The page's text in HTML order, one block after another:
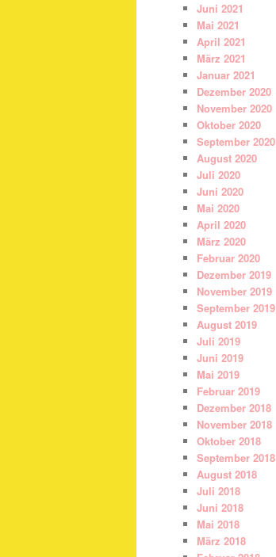
Juni 2021
Mai 2021
April 2021
März 2021
Januar 2021
Dezember 2020
November 2020
Oktober 2020
September 2020
August 2020
Juli 2020
Juni 2020
Mai 2020
April 2020
März 2020
Februar 2020
Dezember 2019
November 2019
September 2019
August 2019
Juli 2019
Juni 2019
Mai 2019
Februar 2019
Dezember 2018
November 2018
Oktober 2018
September 2018
August 2018
Juli 2018
Juni 2018
Mai 2018
März 2018